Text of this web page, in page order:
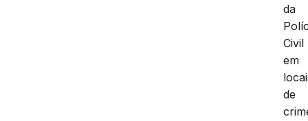
da
Civil
em
de